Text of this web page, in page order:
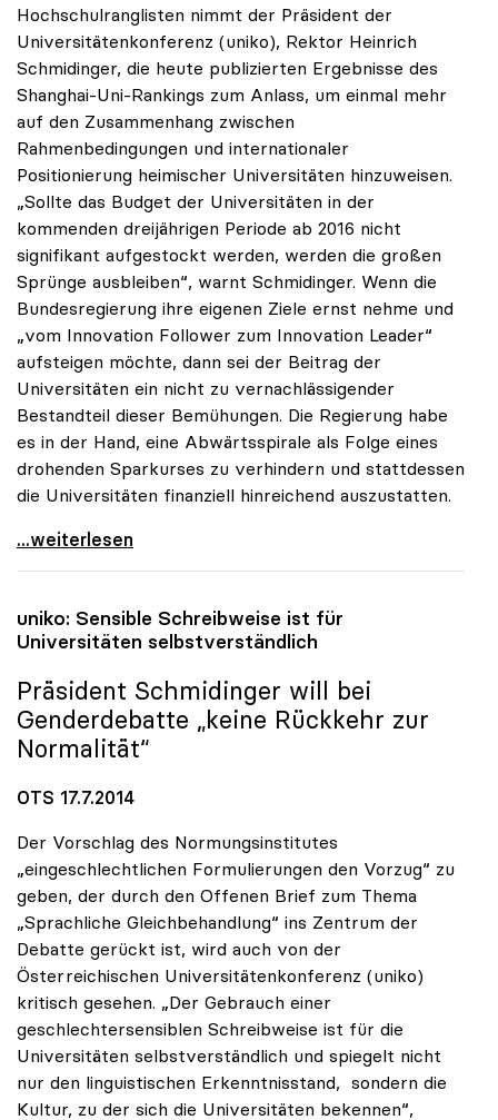
Hochschulranglisten nimmt der Präsident der
Universitätenkonferenz (uniko), Rektor Heinrich
Schmidinger, die heute publizierten Ergebnisse des
Shanghai-Uni-Rankings zum Anlass, um einmal mehr
auf den Zusammenhang zwischen
Rahmenbedingungen und internationaler
Positionierung heimischer Universitäten hinzuweisen.
„Sollte das Budget der Universitäten in der
kommenden dreijährigen Periode ab 2016 nicht
signifikant aufgestockt werden, werden die großen
Sprünge ausbleiben“, warnt Schmidinger. Wenn die
Bundesregierung ihre eigenen Ziele ernst nehme und
„vom Innovation Follower zum Innovation Leader“
aufsteigen möchte, dann sei der Beitrag der
Universitäten ein nicht zu vernachlässigender
Bestandteil dieser Bemühungen. Die Regierung habe
es in der Hand, eine Abwärtsspirale als Folge eines
drohenden Sparkurses zu verhindern und stattdessen
die Universitäten finanziell hinreichend auszustatten.
uniko-Appell an Politik: „Die Universitäten nicht
...weiterlesen
uniko: Sensible Schreibweise ist für
Universitäten selbstverständlich
Präsident Schmidinger will bei
Genderdebatte „keine Rückkehr zur
Normalität“
OTS 17.7.2014
Der Vorschlag des Normungsinstitutes
„eingeschlechtlichen Formulierungen den Vorzug“ zu
geben, der durch den Offenen Brief zum Thema
„Sprachliche Gleichbehandlung“ ins Zentrum der
Debatte gerückt ist, wird auch von der
Österreichischen Universitätenkonferenz (uniko)
kritisch gesehen. „Der Gebrauch einer
geschlechtersensiblen Schreibweise ist für die
Universitäten selbstverständlich und spiegelt nicht
nur den linguistischen Erkenntnisstand, sondern die
Kultur, zu der sich die Universitäten bekennen“,